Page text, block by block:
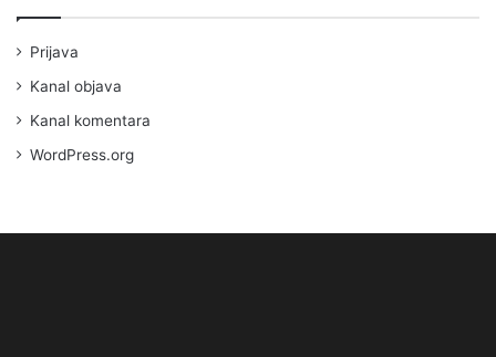
Prijava
Kanal objava
Kanal komentara
WordPress.org